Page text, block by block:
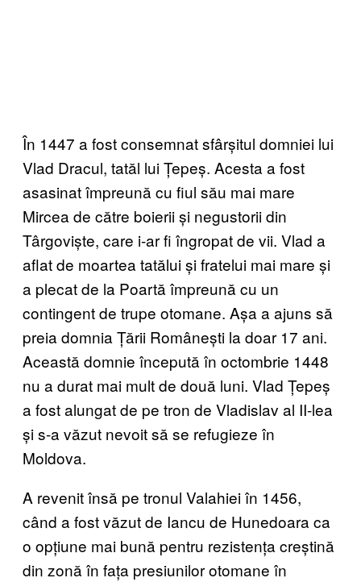
În 1447 a fost consemnat sfârșitul domniei lui
Vlad Dracul, tatăl lui Țepeș. Acesta a fost
asasinat împreună cu fiul său mai mare
Mircea de către boierii și negustorii din
Târgoviște, care i-ar fi îngropat de vii. Vlad a
aflat de moartea tatălui și fratelui mai mare și
a plecat de la Poartă împreună cu un
contingent de trupe otomane. Așa a ajuns să
preia domnia Țării Românești la doar 17 ani.
Această domnie începută în octombrie 1448
nu a durat mai mult de două luni. Vlad Țepeș
a fost alungat de pe tron de Vladislav al II-lea
și s-a văzut nevoit să se refugieze în
Moldova.
A revenit însă pe tronul Valahiei în 1456,
când a fost văzut de Iancu de Hunedoara ca
o opțiune mai bună pentru rezistența creștină
din zonă în fața presiunilor otomane în